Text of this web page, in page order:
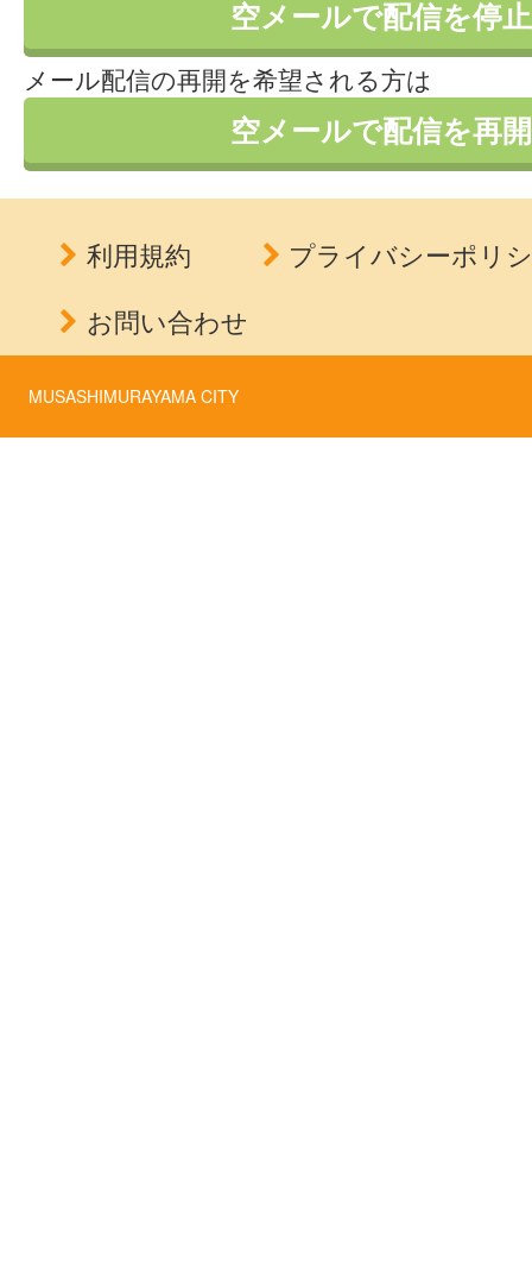
空メールで配信を停止
メール配信の再開を希望される方は
空メールで配信を再開
利用規約
プライバシーポリ
お問い合わせ
MUSASHIMURAYAMA CITY